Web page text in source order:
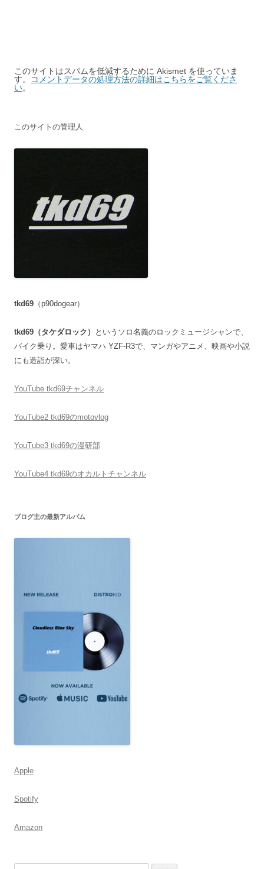
このサイトはスパムを低減するために Akismet を使っていま
す。
コメントデータの処理方法の詳細はこちらをご覧くださ
い。
このサイトの管理人
tkd69 （p90dogear）
tkd69（タケダロック）
というソロ名義のロックミュージシャンで、
バイク乗り。愛車はヤマハ YZF-R3で、マンガやアニメ、映画や小説
にも造詣が深い。
YouTube tkd69チャンネル
YouTube2 tkd69のmotovlog
YouTube3 tkd69の漫研部
YouTube4 tkd69のオカルトチャンネル
ブログ主の最新アルバム
Apple
Spotify
Amazon